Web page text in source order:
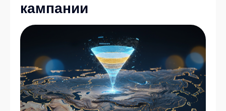
кампании